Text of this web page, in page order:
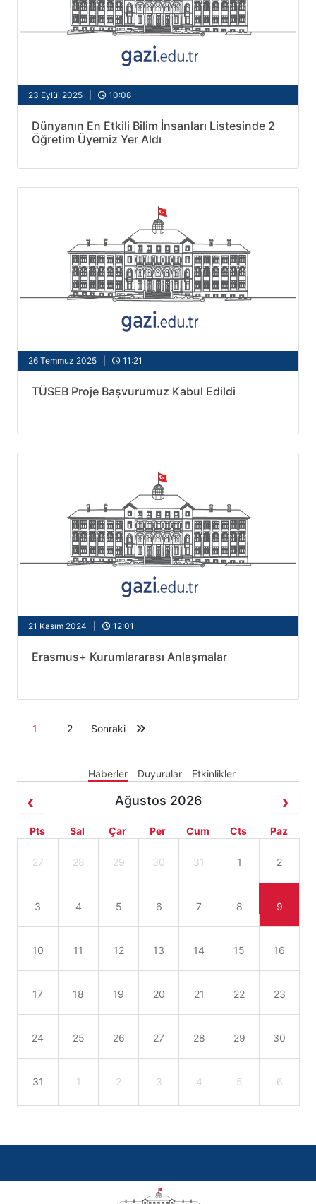
23 Eylül 2025 | 10:08
Dünyanın En Etkili Bilim İnsanları Listesinde 2
Öğretim Üyemiz Yer Aldı
26 Temmuz 2025 | 11:21
TÜSEB Proje Başvurumuz Kabul Edildi
21 Kasım 2024 | 12:01
Erasmus+ Kurumlararası Anlaşmalar
1 2 Sonraki
Haberler Duyurular Etkinlikler
Ağustos 2026
Pts Sal Çar Per Cum Cts Paz
27 28 29 30 31 1 2
3 4 5 6 7 8 9
10 11 12 13 14 15 16
17 18 19 20 21 22 23
24 25 26 27 28 29 30
31 1 2 3 4 5 6